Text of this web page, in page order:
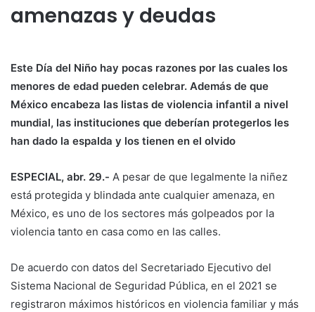
amenazas y deudas
Este Día del Niño hay pocas razones por las cuales los
menores de edad pueden celebrar. Además de que
México encabeza las listas de violencia infantil a nivel
mundial, las instituciones que deberían protegerlos les
han dado la espalda y los tienen en el olvido
ESPECIAL, abr. 29.- A pesar de que legalmente la niñez
está protegida y blindada ante cualquier amenaza, en
México, es uno de los sectores más golpeados por la
violencia tanto en casa como en las calles.
De acuerdo con datos del Secretariado Ejecutivo del
Sistema Nacional de Seguridad Pública, en el 2021 se
registraron máximos históricos en violencia familiar y más